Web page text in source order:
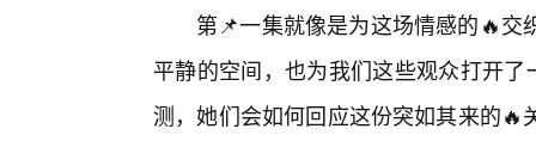
第📌一集就像是为这场情感的🔥
平静的空间，也为我们这些观众打开
测，她们会如何回应这份突如其来的